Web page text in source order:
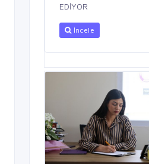
EDİYOR
İncele